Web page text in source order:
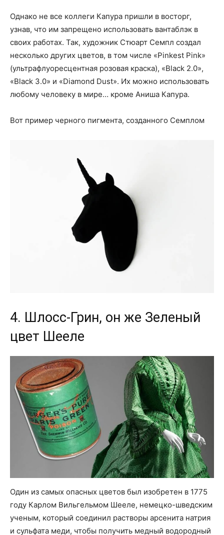
Однако не все коллеги Капура пришли в восторг,
узнав, что им запрещено использовать вантаблэк в
своих работах. Так, художник Стюарт Семпл создал
несколько других цветов, в том числе «Pinkest Pink»
(ультрафлуоресцентная розовая краска), «Black 2.0»,
«Black 3.0» и «Diamond Dust». Их можно использовать
любому человеку в мире… кроме Аниша Капура.
Вот пример черного пигмента, созданного Семплом
4. Шлосс-Грин, он же Зеленый
цвет Шееле
Один из самых опасных цветов был изобретен в 1775
году Карлом Вильгельмом Шееле, немецко-шведским
ученым, который соединил растворы арсенита натрия
и сульфата меди, чтобы получить медный водородный